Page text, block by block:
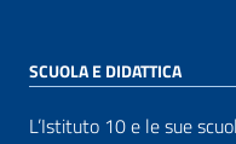
SCUOLA E DIDATTICA
L’Istituto 10 e le sue